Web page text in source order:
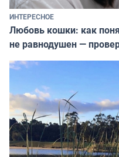
ИНТЕРЕСНОЕ
Любовь кошки: как
не равнодушен —